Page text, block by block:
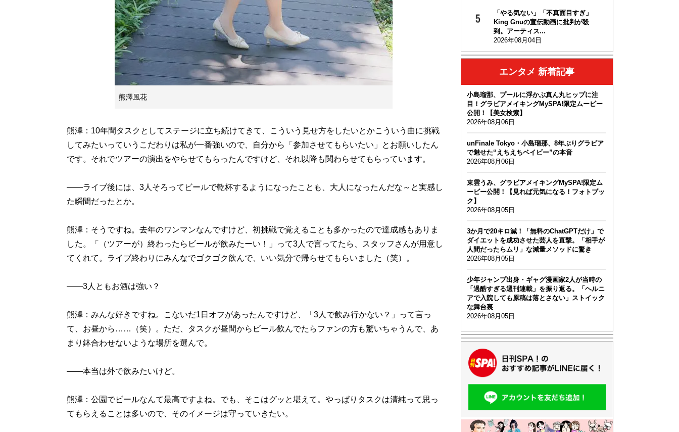
熊澤風花
熊澤：10年間タスクとしてステージに立ち続けてきて、こういう見せ方をしたいとかこういう曲に挑戦
してみたいっていうこだわりは私が一番強いので、自分から「参加させてもらいたい」とお願いしたん
です。それでツアーの演出をやらせてもらったんですけど、それ以降も関わらせてもらっています。
――ライブ後には、3人そろってビールで乾杯するようになったことも、大人になったんだな～と実感し
た瞬間だったとか。
熊澤：そうですね。去年のワンマンなんですけど、初挑戦で覚えることも多かったので達成感もありま
した。「（ツアーが）終わったらビールが飲みたーい！」って3人で言ってたら、スタッフさんが用意し
てくれて。ライブ終わりにみんなでゴクゴク飲んで、いい気分で帰らせてもらいました（笑）。
――3人ともお酒は強い？
熊澤：みんな好きですね。こないだ1日オフがあったんですけど、「3人で飲み行かない？」って言っ
て、お昼から……（笑）。ただ、タスクが昼間からビール飲んでたらファンの方も驚いちゃうんで、あ
まり鉢合わせないような場所を選んで。
――本当は外で飲みたいけど。
熊澤：公園でビールなんて最高ですよね。でも、そこはグッと堪えて。やっぱりタスクは清純って思っ
てもらえることは多いので、そのイメージは守っていきたい。
「やる気ない」「不真面目すぎ」
King Gnuの宣伝動画に批判が殺
到。アーティス...
2026年08月04日
エンタメ 新着記事
小島瑠那、プールに浮かぶ真ん丸ヒップに注
目！グラビアメイキングMySPA!限定ムービー
公開！【美女検索】
2026年08月06日
unFinale Tokyo・小島瑠那、8年ぶりグラビア
で魅せた“えちえちベイビー”の本音
2026年08月06日
東雲うみ、グラビアメイキングMySPA!限定ム
ービー公開！【見れば元気になる！フォトブッ
ク】
2026年08月05日
3か月で20キロ減！「無料のChatGPTだけ」で
ダイエットを成功させた芸人を直撃。「相手が
人間だったらムリ」な減量メソッドに驚き
2026年08月05日
少年ジャンプ出身・ギャグ漫画家2人が当時の
「過酷すぎる週刊連載」を振り返る。「ヘルニ
アで入院しても原稿は落とさない」ストイック
な舞台裏
2026年08月05日